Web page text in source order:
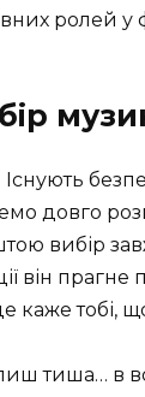
ролей у
Існують
довго
вибір
він прагне
каже тобі,
лиш тиша… в